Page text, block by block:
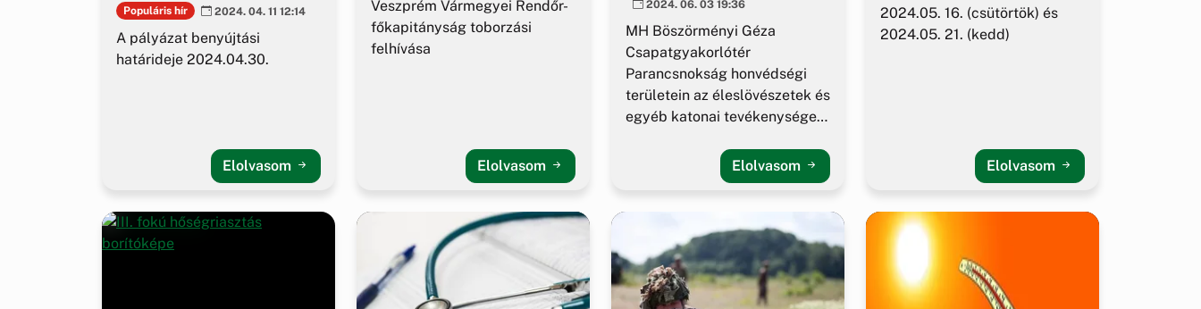
Populáris hír 2024. 04. 11 12:14
A pályázat benyújtási
határideje 2024.04.30.
Elolvasom
Veszprém Vármegyei Rendőr-
főkapitányság toborzási
felhívása
Elolvasom
2024. 06. 03 19:36
MH Böszörményi Géza
Csapatgyakorlótér
Parancsnokság honvédségi
területein az éleslövészetek és
egyéb katonai tevékenységek
Elolvasom
2024.05. 16. (csütörtök) és
2024.05. 21. (kedd)
Elolvasom